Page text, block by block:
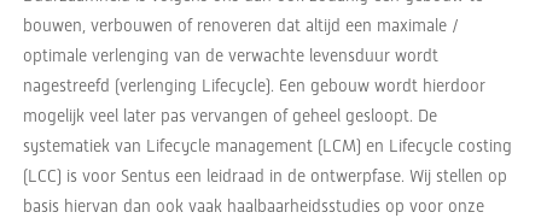
bouwen, verbouwen of renoveren dat altijd een maximale /
optimale verlenging van de verwachte levensduur wordt
nagestreefd (verlenging Lifecycle). Een gebouw wordt hierdoor
mogelijk veel later pas vervangen of geheel gesloopt. De
systematiek van Lifecycle management (LCM) en Lifecycle costing
(LCC) is voor Sentus een leidraad in de ontwerpfase. Wij stellen op
basis hiervan dan ook vaak haalbaarheidsstudies op voor onze